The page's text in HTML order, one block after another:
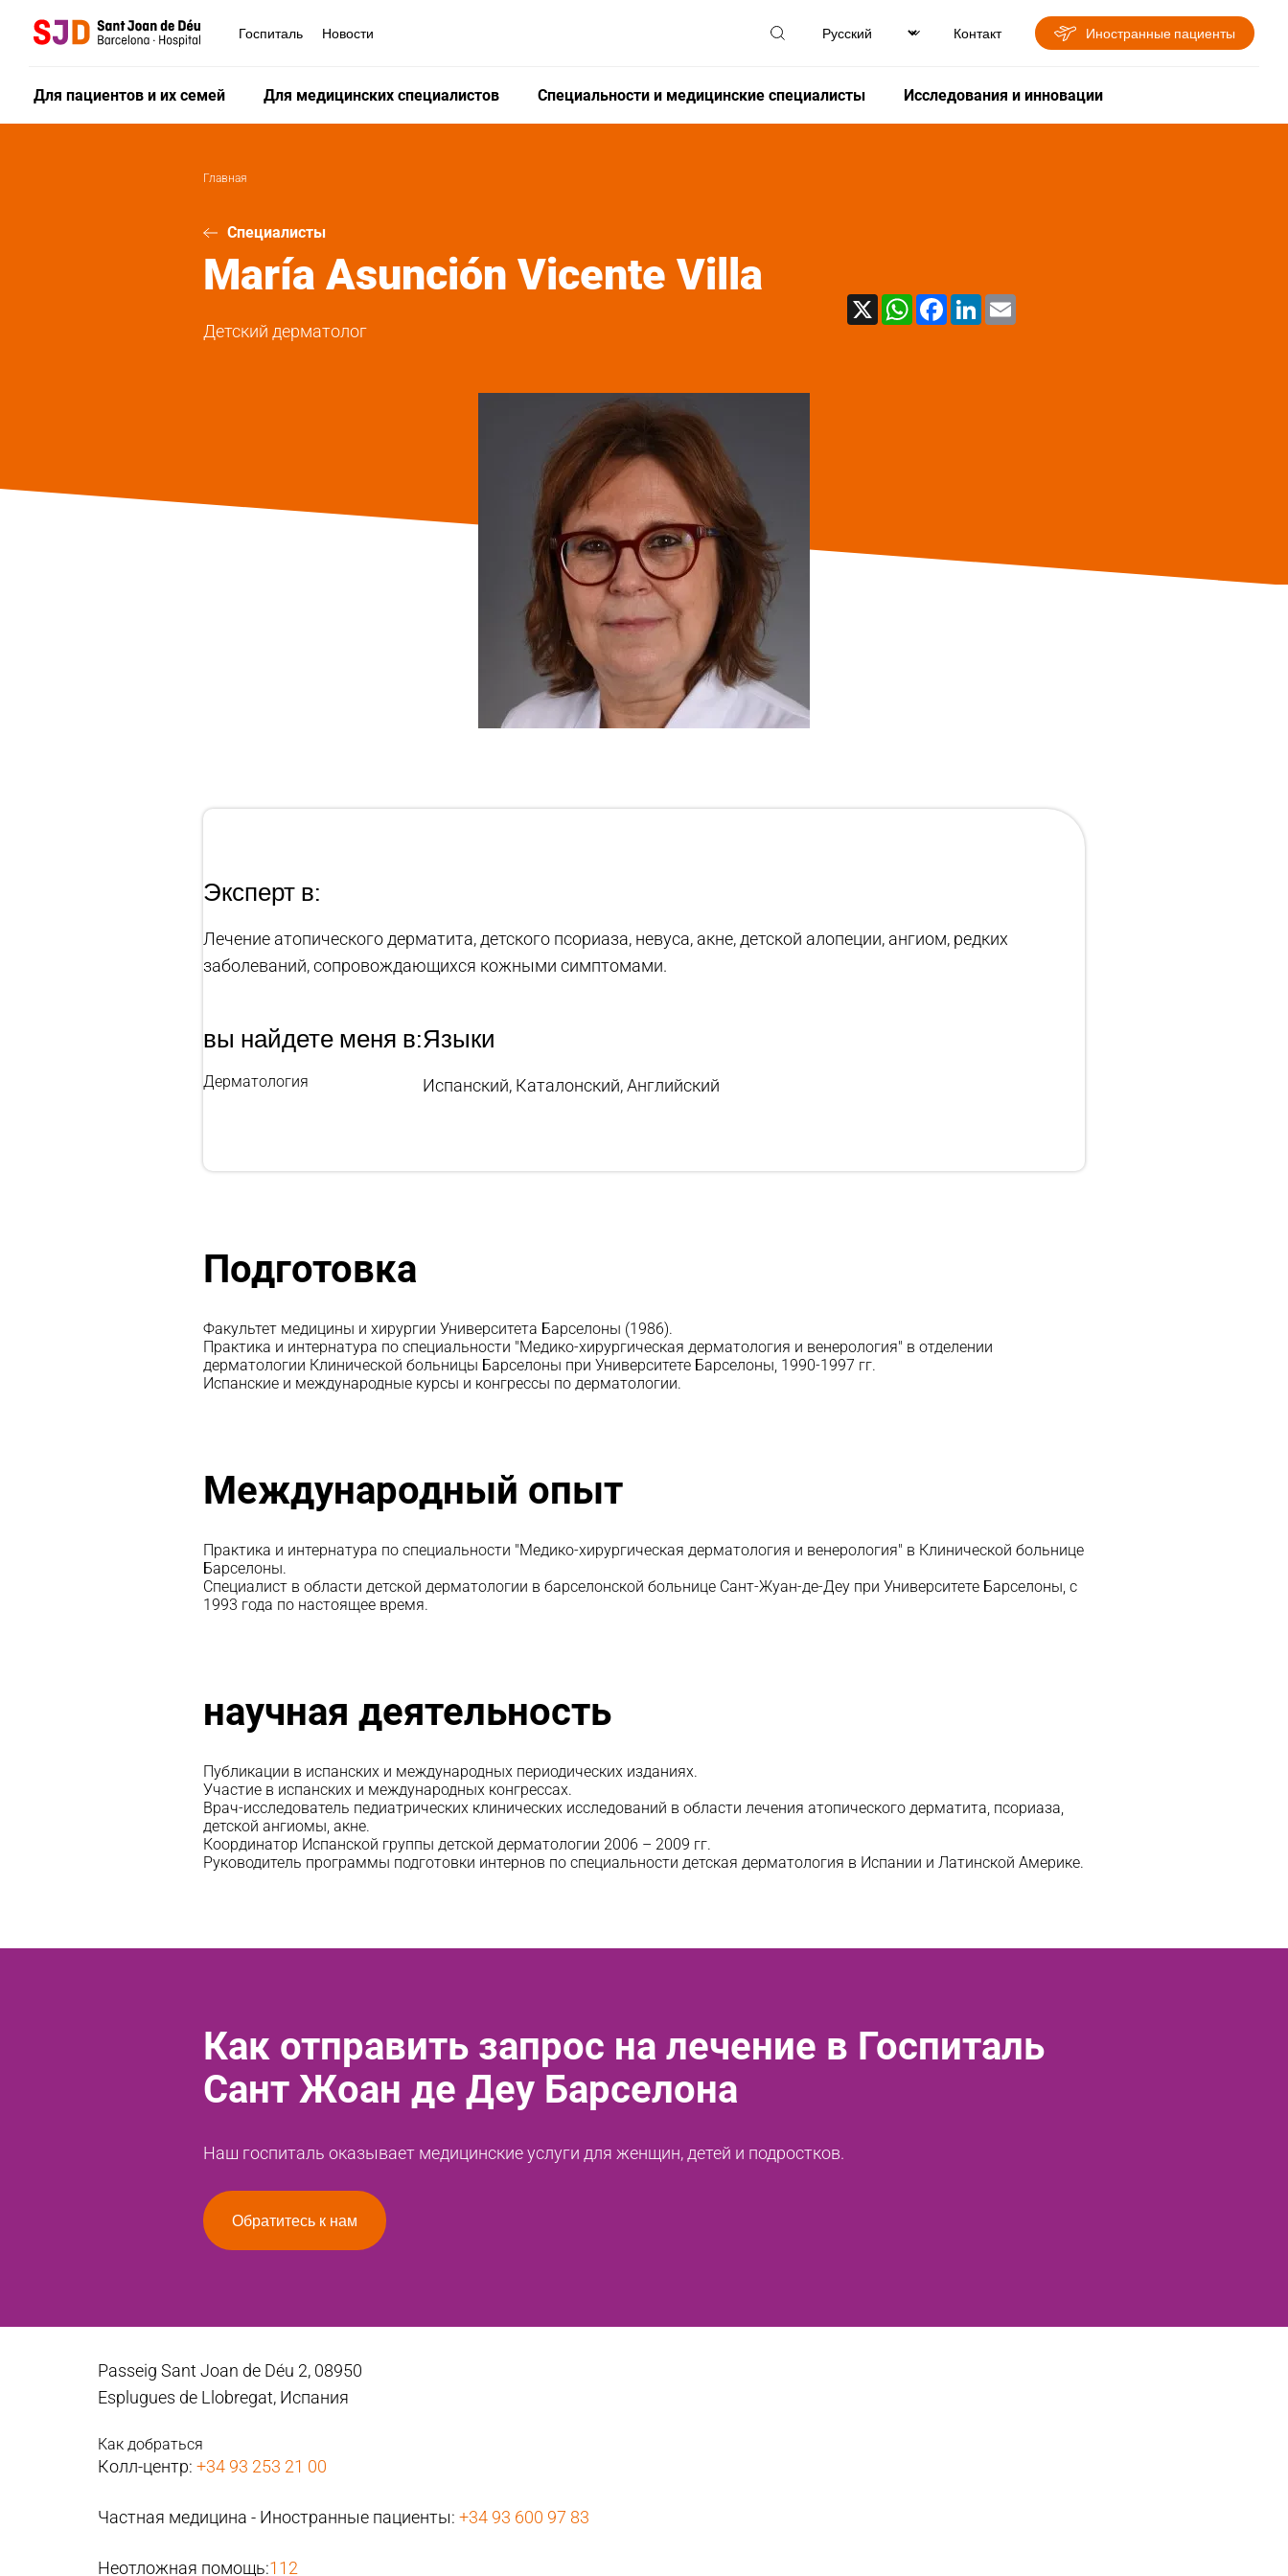
основному
Госпиталь Новости Контакт Иностранные пациенты
Для пациентов и их семей Для медицинских специалистов Специальности и медицинские специалисты Исследования и инновации
Главная
Специалисты
María Asunción Vicente Villa
Детский дерматолог
X WhatsAppFacebook
LinkedIn
Эксперт в:
Лечение атопического дерматита, детского псориаза, невуса, акне, детской алопеции, ангиом, редких
заболеваний, сопровождающихся кожными симптомами.
вы найдете меня в:
Дерматология
Языки
Испанский, Каталонский, Английский
Подготовка
Факультет медицины и хирургии Университета Барселоны (1986).
Практика и интернатура по специальности "Медико-хирургическая дерматология и венерология" в отделении
дерматологии Клинической больницы Барселоны при Университете Барселоны, 1990-1997 гг.
Испанские и международные курсы и конгрессы по дерматологии.
Международный опыт
Практика и интернатура по специальности "Медико-хирургическая дерматология и венерология" в Клинической больнице
Барселоны.
Специалист в области детской дерматологии в барселонской больнице Сант-Жуан-де-Деу при Университете Барселоны, с
1993 года по настоящее время.
научная деятельность
Публикации в испанских и международных периодических изданиях.
Участие в испанских и международных конгрессах.
Врач-исследователь педиатрических клинических исследований в области лечения атопического дерматита, псориаза,
детской ангиомы, акне.
Координатор Испанской группы детской дерматологии 2006 – 2009 гг.
Руководитель программы подготовки интернов по специальности детская дерматология в Испании и Латинской Америке.
Как отправить запрос на лечение в Госпиталь
Сант Жоан де Деу Барселона
Наш госпиталь оказывает медицинские услуги для женщин, детей и подростков.
Обратитесь к нам
Passeig Sant Joan de Déu 2, 08950
Esplugues de Llobregat, Испания
Как добраться
Колл-центр: +34 93 253 21 00
Частная медицина - Иностранные пациенты: +34 93 600 97 83
Неотложная помощь:112